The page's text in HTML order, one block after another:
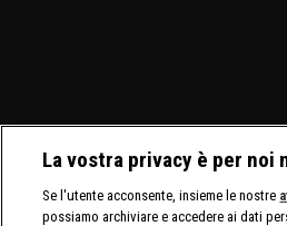
La vostra privacy è per noi
Se l'utente acconsente, insieme le nostre
possiamo archiviare e accedere ai dati